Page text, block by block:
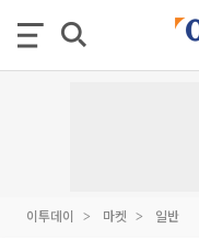
이투데이 마켓 일반